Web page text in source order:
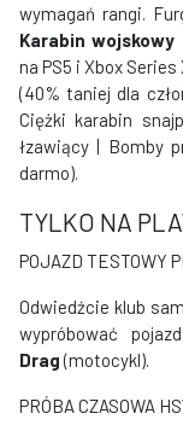
wymagań rangi.
Karabin
na PS5 i Xbox Series
(40% taniej dla
Ciężki karabin
łzawiący | Bomby
darmo).
TYLKO NA
POJAZD TESTOWY
Odwiedźcie klub
wypróbować
Drag(motocykl).
PRÓBA CZASOWA